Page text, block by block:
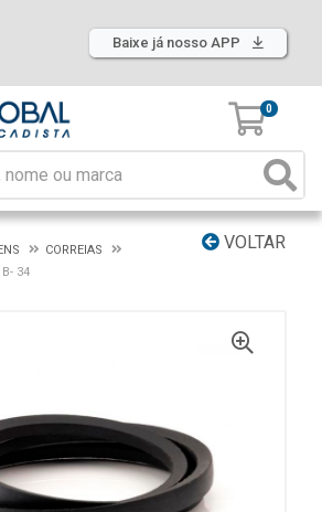
Baixe já nosso APP
0
VOLTAR
CORREIAS
B- 34